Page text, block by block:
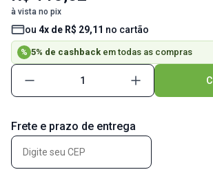
à vista no pix
ou 4x de R$ 29,11 no cartão
% 5% de cashback em todas as compras
Frete e prazo de entrega